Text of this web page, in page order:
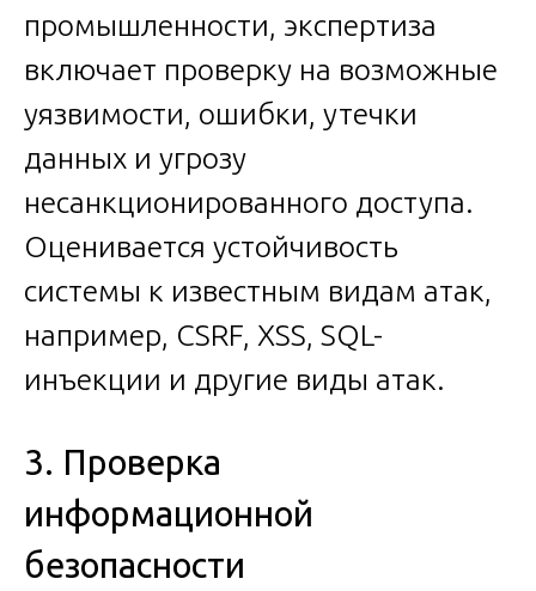
промышленности, экспертиза
включает проверку на возможные
уязвимости, ошибки, утечки
данных и угрозу
несанкционированного доступа.
Оценивается устойчивость
системы к известным видам атак,
например, CSRF, XSS, SQL-
инъекции и другие виды атак.
3. Проверка
информационной
безопасности